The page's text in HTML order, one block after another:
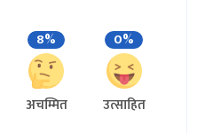
8%
अचम्मित
0%
उत्साहित